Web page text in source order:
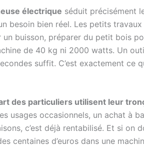
électrique séduit précisément
besoin bien réel. Les petits
buisson, préparer du petit bois
de 40 kg ni 2000 watts. Un
suffit. C’est exactement ce
des particuliers utilisent leur
usages occasionnels, un achat à
c’est déjà rentabilisé. Et si on
centaines d’euros dans une